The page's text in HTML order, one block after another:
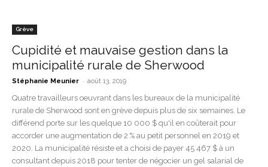
Grève
Cupidité et mauvaise gestion dans la
municipalité rurale de Sherwood
Stéphanie Meunier - août 13, 2019
Quatre travailleurs oeuvrant dans les bureaux de la municipalité
rurale de Sherwood sont en grève depuis plus de six semaines. Le
différend porte sur les quelque 10 000 $ qu'il en coûterait pour
accorder une augmentation de 2 % au petit personnel en 2019 et
2020. La municipalité résiste et a choisi de payer 45 467 $ à un
consultant depuis 2018 pour tenter de négocier un gel salarial de